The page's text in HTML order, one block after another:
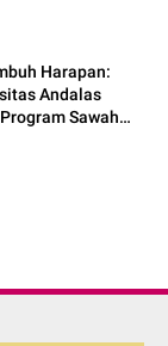
Harapan:
Andalas
Sawah